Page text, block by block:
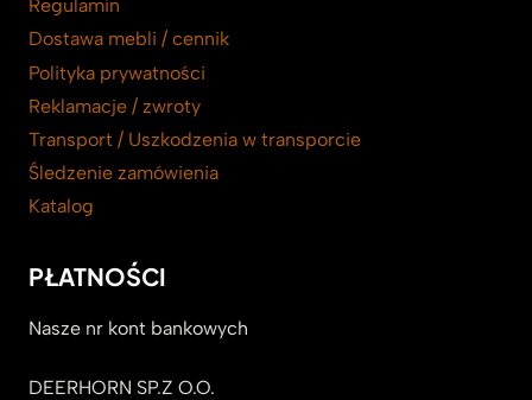
Regulamin
Dostawa mebli / cennik
Polityka prywatności
Reklamacje / zwroty
Transport / Uszkodzenia w transporcie
Śledzenie zamówienia
Katalog
PŁATNOŚCI
Nasze nr kont bankowych
DEERHORN SP.Z O.O.